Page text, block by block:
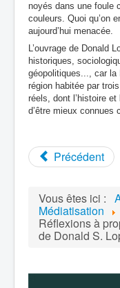
noyés dans une foule
couleurs. Quoi qu’on
aujourd’hui menacée.
L’ouvrage de Donald
historiques,
géopolitiques..., car la
région habitée par
réels, dont l’histoire
d’être mieux connues
Précédent
Vous êtes ici :
Médiatisation
Réflexions à
de Donald S.